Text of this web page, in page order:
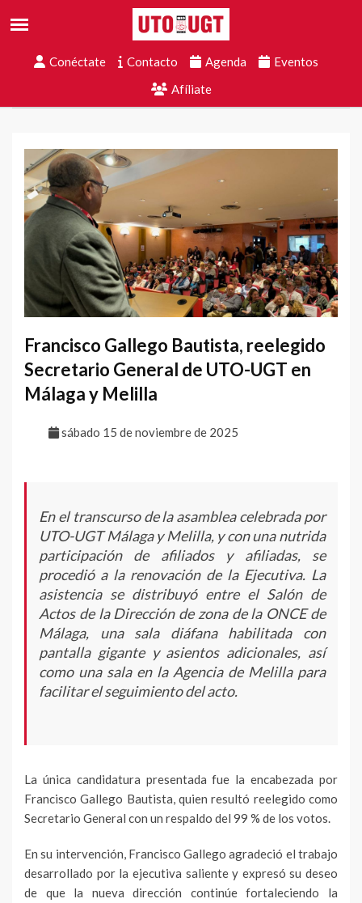
Conéctate Contacto Agenda
Eventos
Afíliate
Francisco Gallego Bautista, reelegido
Secretario General de UTO-UGT en
Málaga y Melilla
sábado 15 de noviembre de 2025
En el transcurso de la asamblea celebrada por
UTO-UGT Málaga y Melilla, y con una nutrida
participación de afiliados y afiliadas, se
procedió a la renovación de la Ejecutiva. La
asistencia se distribuyó entre el Salón de
Actos de la Dirección de zona de la ONCE de
Málaga, una sala diáfana habilitada con
pantalla gigante y asientos adicionales, así
como una sala en la Agencia de Melilla para
facilitar el seguimiento del acto.
La única candidatura presentada fue la encabezada por
Francisco Gallego Bautista, quien resultó reelegido como
Secretario General con un respaldo del 99 % de los votos.
En su intervención, Francisco Gallego agradeció el trabajo
desarrollado por la ejecutiva saliente y expresó su deseo
de que la nueva dirección continúe fortaleciendo la